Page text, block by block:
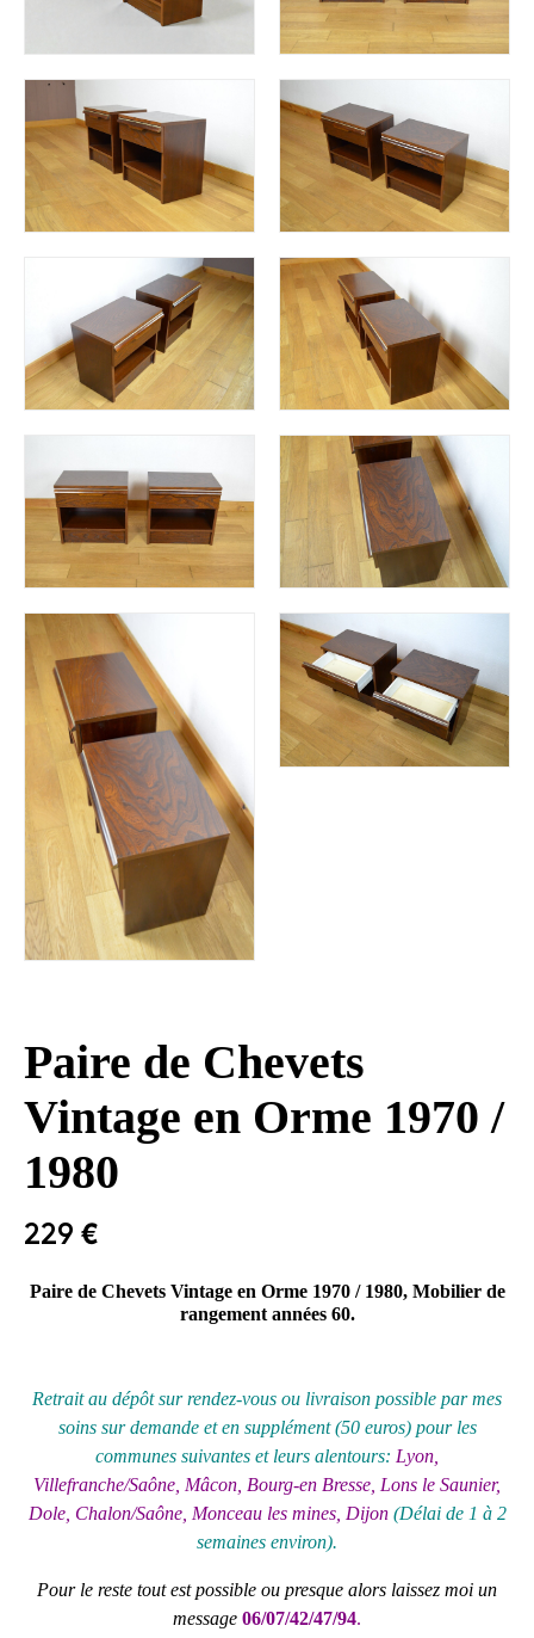
Paire de Chevets
Vintage en Orme 1970 /
1980
229 €
Paire de Chevets Vintage en Orme 1970 / 1980, Mobilier de
rangement années 60.
Retrait au dépôtsur rendez-vous ou livraison possible par mes
soins sur demande et en supplément (50 euros) pour les
communes suivantes et leurs alentours: Lyon,
Villefranche/Saône, Mâcon, Bourg-en Bresse, Lons le Saunier,
Dole, Chalon/Saône, Monceau les mines, Dijon(Délai de 1 à 2
semaines environ).
Pour le reste tout est possible ou presque alors laissez moi un
message 06/07/42/47/94.